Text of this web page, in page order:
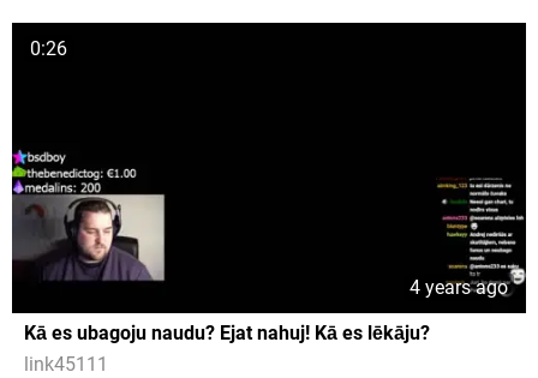
0:26
4 years ago
Kā es ubagoju naudu? Ejat nahuj! Kā es lēkāju?
link45111